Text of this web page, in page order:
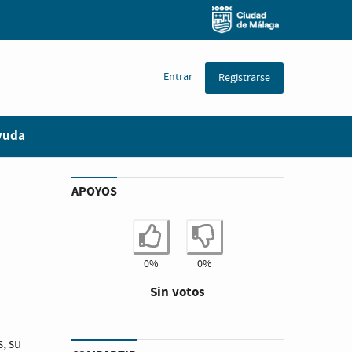
Entrar Registrarse
su
APOYOS
Estoy de acuerdo
0% No estoy de
0%
Sin votos